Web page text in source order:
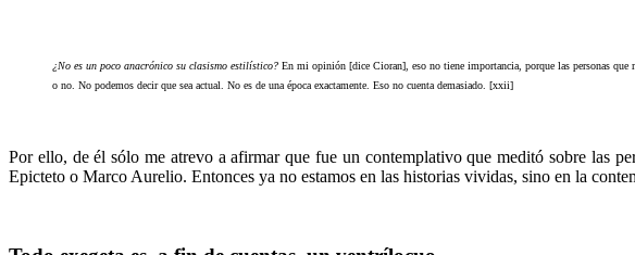
¿No es un poco anacrónico su clasismo estilístico?En mi opinión [dice Cioran], eso no tiene importancia, porque las personas que
o no. No podemos decir que sea actual. No es de una época exactamente. Eso no cuenta demasiado. [xxii]
Por ello, de él sólo me atrevo a afirmar que fue un contemplativo que meditó sobre las
Epicteto o Marco Aurelio. Entonces ya no estamos en las historias vividas, sino en la